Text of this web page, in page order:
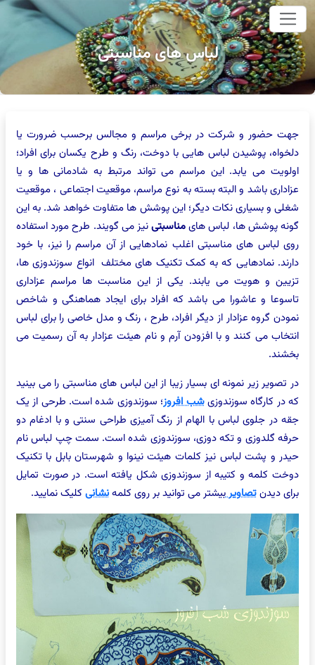
اصلی
لباس های مناسبتی
جهت حضور و شرکت در برخی مراسم و مجالس برحسب ضرورت یا
دلخواه، پوشیدن لباس هایی با دوخت، رنگ و طرح یکسان برای افراد؛
اولویت می یابد. این مراسم می تواند مرتبط به شادمانی ها و یا
عزاداری باشد و البته بسته به نوع مراسم، موقعیت اجتماعی ، موقعیت
شغلی و بسیاری نکات دیگر؛ این پوشش ها متفاوت خواهد شد. به این
گونه پوشش ها، لباس هایمناسبتینیز می گویند. طرح مورد استفاده
روی لباس های مناسبتی اغلب نمادهایی از آن مراسم را نیز، با خود
دارند. نمادهایی که به کمک تکنیک های مختلف انواع سوزندوزی ها،
تزیین و هویت می یابند. یکی از این مناسبت ها مراسم عزاداری
تاسوعا و عاشورا می باشد که افراد برای ایجاد هماهنگی و شاخص
نمودن گروه عزادار از دیگر افراد، طرح ، رنگ و مدل خاصی را برای لباس
انتخاب می کنند و با افزودن آرم و نام هیئت عزادار به آن رسمیت می
بخشند.
در تصویر زیر نمونه ای بسیار زیبا از این لباس های مناسبتی را می بینید
که در کارگاه سوزندوزیشب افروز؛ سوزندوزی شده است. طرحی از یک
جقه در جلوی لباس با الهام از رنگ آمیزی طراحی سنتی و با ادغام دو
حرفه گلدوزی و تکه دوزی، سوزندوزی شده است. سمت چپ لباس نام
حیدر و پشت لباس نیز کلمات هیئت نینوا و شهرستان بابل با تکنیک
دوخت کلمه و کتیبه از سوزندوزی شکل یافته است. در صورت تمایل
برای دیدنتصاویربیشتر می توانید بر روی کلمهنشانیکلیک نمایید.